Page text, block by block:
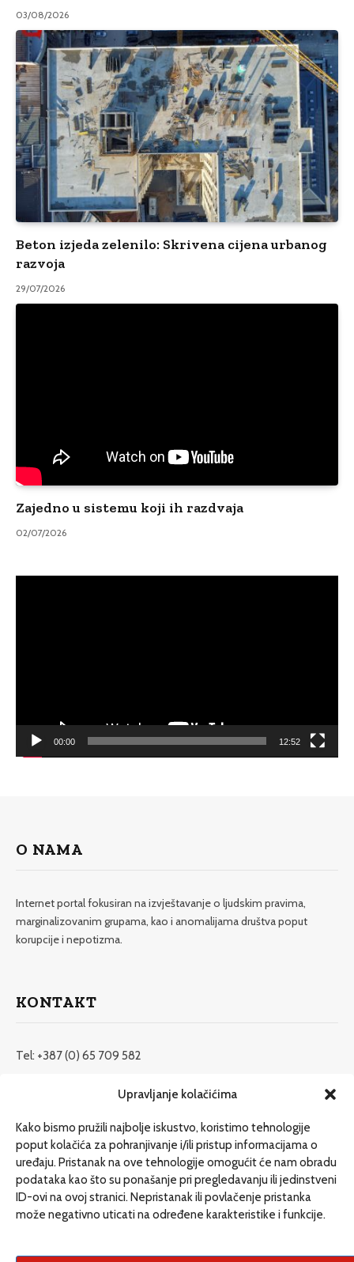
Upravljanje kolačićima
Kako bismo pružili najbolje iskustvo, koristimo tehnologije
poput kolačića za pohranjivanje i/ili pristup informacijama o
uređaju. Pristanak na ove tehnologije omogućit će nam obradu
podataka kao što su ponašanje pri pregledavanju ili jedinstveni
ID-ovi na ovoj stranici. Nepristanak ili povlačenje pristanka
može negativno uticati na određene karakteristike i funkcije.
03/08/2026
Beton izjeda zelenilo: Skrivena cijena urbanog
razvoja
29/07/2026
Zajedno u sistemu koji ih razdvaja
02/07/2026
00:00 12:52
O NAMA
Internet portal fokusiran na izvještavanje o ljudskim pravima,
marginalizovanim grupama, kao i anomalijama društva poput
korupcije i nepotizma.
KONTAKT
Tel: +387 (0) 65 709 582
redakcija@etrafika.net
Dosije
Drugi pišu
Društvo